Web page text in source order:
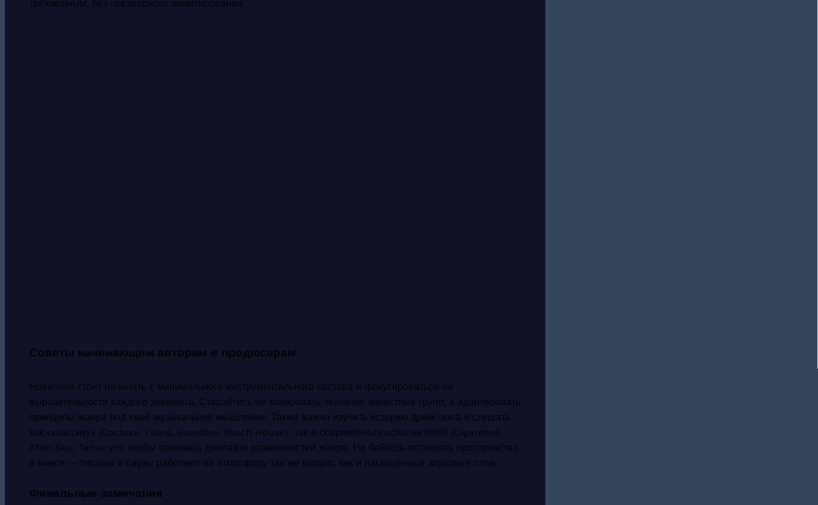
трёхмерным, без чрезмерного лимитирования.
Советы начинающим авторам и продюсерам
Новичкам стоит начинать с минимального инструментального состава и фокусироваться на
выразительности каждого элемента. Старайтесь не копировать звучание известных групп, а адаптировать
принципы жанра под своё музыкальное мышление. Также важно изучить историю дрим-попа и слушать
как «классику» (Cocteau Twins, Slowdive, Beach House), так и современных исполнителей (Cigarettes
After Sex, Tamaryn), чтобы понимать диапазон возможностей жанра. Не бойтесь оставлять пространство
в миксе — тишина и паузы работают на атмосферу так же мощно, как и насыщенные звуковые слои.
Финальные замечания